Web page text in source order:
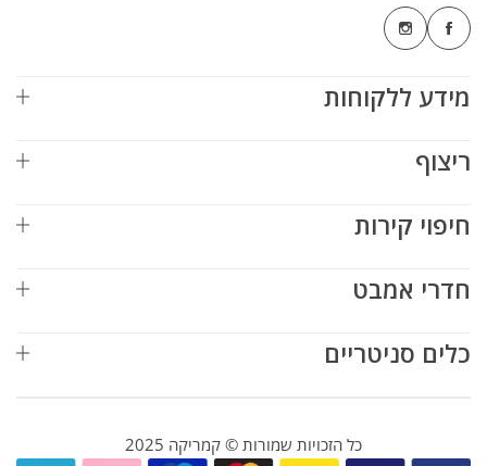
מידע ללקוחות
ריצוף
חיפוי קירות
חדרי אמבט
כלים סניטריים
כל הזכויות שמורות © קמריקה 2025